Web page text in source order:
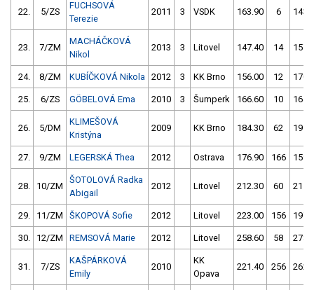
22. 5/ZS
FUCHSOVÁ
Terezie
2011 3 VSDK 163.90 6
23. 7/ZM
MACHÁČKOVÁ
Nikol
2013 3 Litovel 147.40 14
24. 8/ZM KUBÍČKOVÁ Nikola 2012 3 KK Brno 156.00 12
25. 6/ZS GÖBELOVÁ Ema 2010 3 Šumperk 166.60 10
26. 5/DM
KLIMEŠOVÁ
Kristýna
2009 KK Brno 184.30 62
27. 9/ZM LEGERSKÁ Thea 2012 Ostrava 176.90 166
28. 10/ZM
ŠOTOLOVÁ Radka
Abigail
2012 Litovel 212.30 60
29. 11/ZM ŠKOPOVÁ Sofie 2012 Litovel 223.00 156
30. 12/ZM REMSOVÁ Marie 2012 Litovel 258.60 58
31. 7/ZS
KAŠPÁRKOVÁ
Emily
2010
KK
Opava
221.40 256